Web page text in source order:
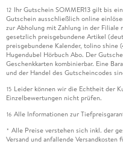
12 Ihr Gutschein SOMMER13 gilt bis
Gutschein ausschließlich online
zur Abholung mit Zahlung in der
gesetzlich preisgebundene Artikel
preisgebundene Kalender, tolino shine
Hugendubel Hörbuch Abo. Der
Geschenkkarten kombinierbar. Eine
und der Handel des Gutscheincodes
15 Leider können wir die Echtheit der
Einzelbewertungen nicht prüfen.
16 Alle Informationen zur
* Alle Preise verstehen sich inkl. der
Versand und anfallende Versandkosten